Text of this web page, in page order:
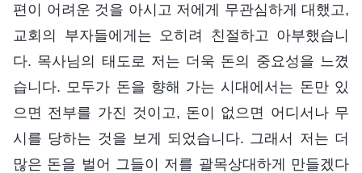
편이 어려운 것을 아시고 저에게 무관심하게 대했고,
교회의 부자들에게는 오히려 친절하고 아부했습니
다. 목사님의 태도로 저는 더욱 돈의 중요성을 느꼈
습니다. 모두가 돈을 향해 가는 시대에서는 돈만 있
으면 전부를 가진 것이고, 돈이 없으면 어디서나 무
시를 당하는 것을 보게 되었습니다. 그래서 저는 더
많은 돈을 벌어 그들이 저를 괄목상대하게 만들겠다